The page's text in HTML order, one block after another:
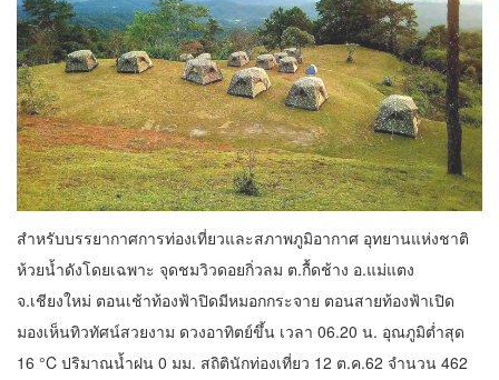
สำหรับบรรยากาศการท่องเที่ยวและสภาพภูมิอากาศ อุทยานแห่งชาติ
ห้วยน้ำดังโดยเฉพาะ จุดชมวิวดอยกิ่วลม ต.กื้ดช้าง อ.แม่แตง
จ.เชียงใหม่ ตอนเช้าท้องฟ้าปิดมีหมอกกระจาย ตอนสายท้องฟ้าเปิด
มองเห็นทิวทัศน์สวยงาม ดวงอาทิตย์ขึ้น เวลา 06.20 น. อุณภูมิต่ำสุด
16 °C ปริมาณน้ำฝน 0 มม. สถิตินักท่องเที่ยว 12 ต.ค.62 จำนวน 462